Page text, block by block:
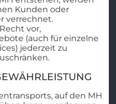
Kunden oder
verrechnet.
vor,
(auch für einzelne
jederzeit zu
auf den MH